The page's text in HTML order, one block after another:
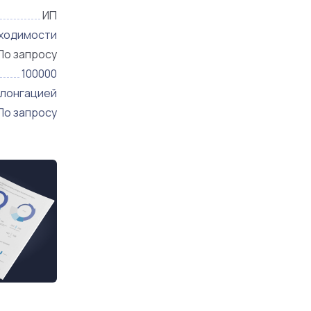
ИП
запросу
100000
запросу